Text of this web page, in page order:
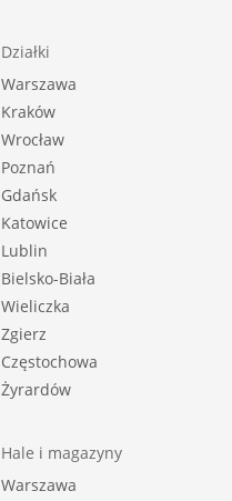
Działki
Warszawa
Kraków
Wrocław
Poznań
Gdańsk
Katowice
Lublin
Bielsko-Biała
Wieliczka
Zgierz
Częstochowa
Żyrardów
Hale i magazyny
Warszawa